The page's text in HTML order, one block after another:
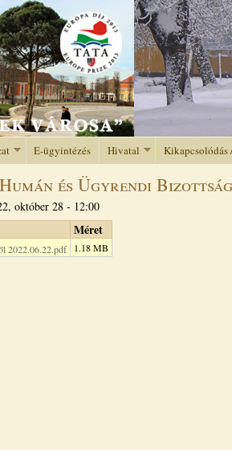
Jump to navigation
E-ügyintézés Hivatal Kikapcsolódás
és Ügyrendi
október 28 - 12:00
Méret
2022.06.22.pdf 1.18 MB